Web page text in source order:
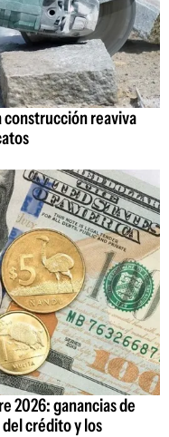
construcción reaviva
2026: ganancias de
crédito y los